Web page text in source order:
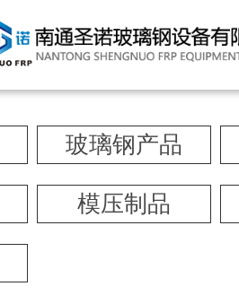
玻璃钢产品
模压制品